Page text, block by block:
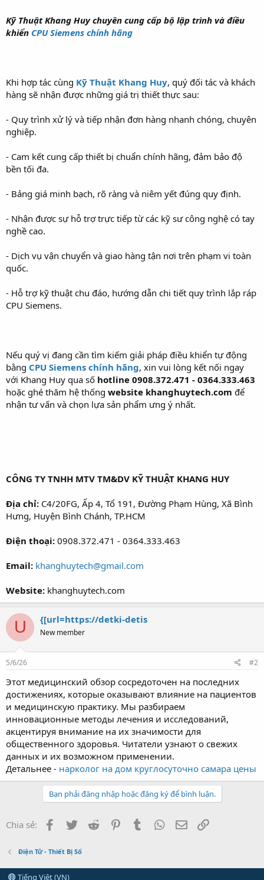
Kỹ Thuật Khang Huy chuyên cung cấp bộ lập trình và điều
khiển CPU Siemens chính hãng
Khi hợp tác cùng Kỹ Thuật Khang Huy, quý đối tác và khách
hàng sẽ nhận được những giá trị thiết thực sau:
- Quy trình xử lý và tiếp nhận đơn hàng nhanh chóng, chuyên
nghiệp.
- Cam kết cung cấp thiết bị chuẩn chính hãng, đảm bảo độ
bền tối đa.
- Bảng giá minh bạch, rõ ràng và niêm yết đúng quy định.
- Nhận được sự hỗ trợ trực tiếp từ các kỹ sư công nghệ có tay
nghề cao.
- Dịch vụ vận chuyển và giao hàng tận nơi trên phạm vi toàn
quốc.
- Hỗ trợ kỹ thuật chu đáo, hướng dẫn chi tiết quy trình lắp ráp
CPU Siemens.
Nếu quý vị đang cần tìm kiếm giải pháp điều khiển tự động
bằng CPU Siemens chính hãng, xin vui lòng kết nối ngay
với Khang Huy qua số hotline 0908.372.471 - 0364.333.463
hoặc ghé thăm hệ thống website khanghuytech.com để
nhận tư vấn và chọn lựa sản phẩm ưng ý nhất.
CÔNG TY TNHH MTV TM&DV KỸ THUẬT KHANG HUY
Địa chỉ: C4/20FG, Ấp 4, Tổ 191, Đường Phạm Hùng, Xã Bình
Hưng, Huyện Bình Chánh, TP.HCM
Điện thoại: 0908.372.471 - 0364.333.463
Email: khanghuytech@gmail.com
Website: khanghuytech.com
U {[url=https://detki-detis
New member
5/6/26 #2
Этот медицинский обзор сосредоточен на последних
достижениях, которые оказывают влияние на пациентов
и медицинскую практику. Мы разбираем
инновационные методы лечения и исследований,
акцентируя внимание на их значимости для
общественного здоровья. Читатели узнают о свежих
данных и их возможном применении.
Детальнее - нарколог на дом круглосуточно самара цены
Bạn phải đăng nhập hoặc đăng ký để bình luận.
Chia sẻ: Facebook
Twitter Reddit PinterestTumblr WhatsApp
Email
Điện Tử - Thiết Bị Số
Tiếng Việt (VN)